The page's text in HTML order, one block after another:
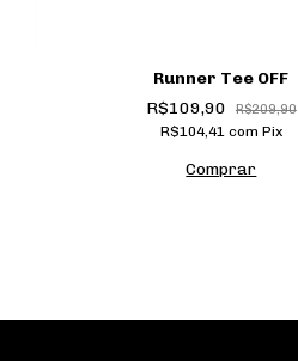
Runner Tee OFF
R$109,90
R$209,90
R$104,41 com Pix
Comprar